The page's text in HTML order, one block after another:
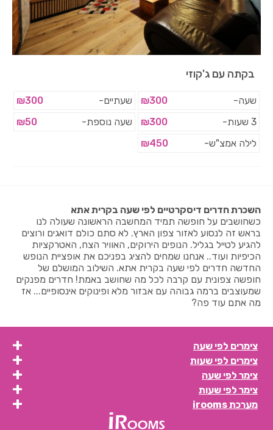
בקתה עם ג'קוזי
שעה- ₪300 שעתיים-
₪300
3 שעות-
₪300 שעה נוספת-
₪50
לילה אמצ"ש-
₪450
השכרת חדרים דיסקרטיים לפי שעה בקרית אתא
כשחושבים על חופשה תמיד המחשבה הראשונה שעולה לנו
בראש זה לנסוע לאזור צפון הארץ. לא סתם כולם דואגים ורוצים
להגיע לטייל בגליל. הנופים הירוקים, האוויר הצח, האטרקציות
הכיפיות ועוד.. אנחנו שמחים להציג בפניכם את אופציית הנופש
החדשה חדרים לפי שעה בקרית אתא. השילוב המושלם של
חופשה צפונית עם קרבה לכל מה שחושב באמת! חדרים מפנקים
שמעוצבים ברמה גבוהה עם אבזור מלא ופינוקים אינסופיים... אז
מה אתם עוד פה?
צימרים לפי שעה
צימרים לפי שעות
צימר לפי שעה
צימר לפי שעות
מערכת irooms